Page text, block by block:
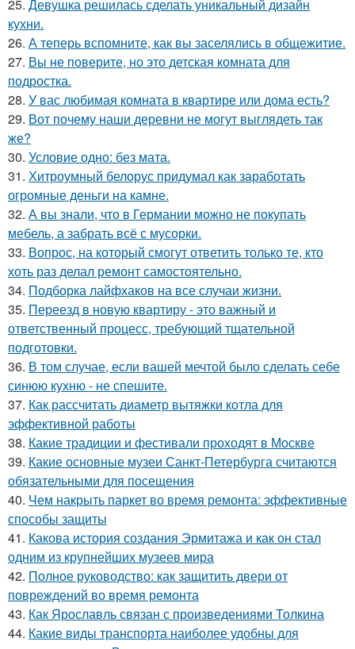
25. Девушка решилась сделать уникальный дизайн
кухни.
26. А теперь вспомните, как вы заселялись в общежитие.
27. Вы не поверите, но это детская комната для
подростка.
28. У вас любимая комната в квартире или дома есть?
29. Вот почему наши деревни не могут выглядеть так
же?
30. Условие одно: без мата.
31. Хитроумный белорус придумал как заработать
огромные деньги на камне.
32. А вы знали, что в Германии можно не покупать
мебель, а забрать всё с мусорки.
33. Вопрос, на который смогут ответить только те, кто
хоть раз делал ремонт самостоятельно.
34. Подборка лайфхаков на все случаи жизни.
35. Переезд в новую квартиру - это важный и
ответственный процесс, требующий тщательной
подготовки.
36. В том случае, если вашей мечтой было сделать себе
синюю кухню - не спешите.
37. Как рассчитать диаметр вытяжки котла для
эффективной работы
38. Какие традиции и фестивали проходят в Москве
39. Какие основные музеи Санкт-Петербурга считаются
обязательными для посещения
40. Чем накрыть паркет во время ремонта: эффективные
способы защиты
41. Какова история создания Эрмитажа и как он стал
одним из крупнейших музеев мира
42. Полное руководство: как защитить двери от
повреждений во время ремонта
43. Как Ярославль связан с произведениями Толкина
44. Какие виды транспорта наиболее удобны для